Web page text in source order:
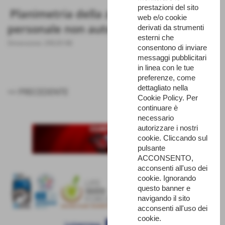
Planimetria della zona interdetta a
personale non autorizzato
SUCCESSIVO >>
prestazioni del sito
web e/o cookie
derivati da strumenti
esterni che
consentono di inviare
messaggi pubblicitari
in linea con le tue
preferenze, come
dettagliato nella
Cookie Policy. Per
continuare è
necessario
autorizzare i nostri
cookie. Cliccando sul
pulsante
ACCONSENTO,
acconsenti all'uso dei
cookie. Ignorando
questo banner e
navigando il sito
acconsenti all'uso dei
cookie.